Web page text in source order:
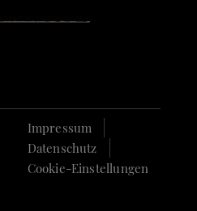
Impressum
Datenschutz
Cookie-Einstellungen